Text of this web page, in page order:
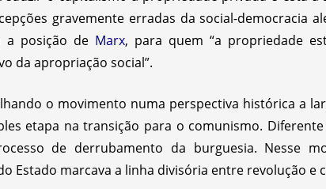
gravemente erradas da social-democracia
a posição de Marx, para quem “a propriedade
da apropriação social”.
o movimento numa perspectiva histórica a
etapa na transição para o comunismo.
de derrubamento da burguesia. Nesse
Estado marcava a linha divisória entre revolução e